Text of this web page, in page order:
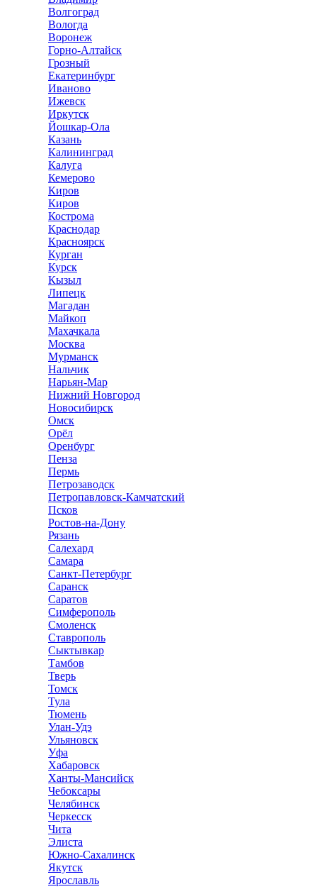
Волгоград
Вологда
Воронеж
Горно-Алтайск
Грозный
Екатеринбург
Иваново
Ижевск
Иркутск
Йошкар-Ола
Казань
Калининград
Калуга
Кемерово
Киров
Киров
Кострома
Краснодар
Красноярск
Курган
Курск
Кызыл
Липецк
Магадан
Майкоп
Махачкала
Москва
Мурманск
Нальчик
Нарьян-Мар
Нижний Новгород
Новосибирск
Омск
Орёл
Оренбург
Пенза
Пермь
Петрозаводск
Петропавловск-Камчатский
Псков
Ростов-на-Дону
Рязань
Салехард
Самара
Санкт-Петербург
Саранск
Саратов
Симферополь
Смоленск
Ставрополь
Сыктывкар
Тамбов
Тверь
Томск
Тула
Тюмень
Улан-Удэ
Ульяновск
Уфа
Хабаровск
Ханты-Мансийск
Чебоксары
Челябинск
Черкесск
Чита
Элиста
Южно-Сахалинск
Якутск
Ярославль